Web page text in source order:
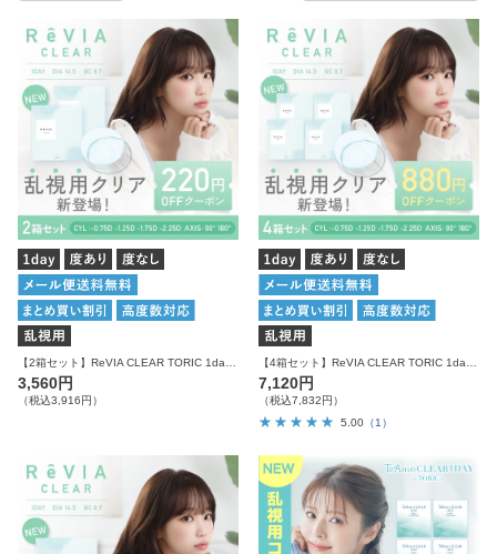
購入が初めての方へ
乱視用コンタクトレンズとは
乱視用コンタクトレンズの選び方
Q&A（よくあるご質問）
当店の製品は厚生労働省の承認を受けています
3,560円
（税込3,916円）
7,120円
（税込7,832円）
5.00 （1）